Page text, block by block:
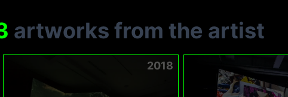
artworks from the artist
2018